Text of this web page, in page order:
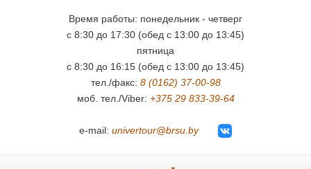
Время работы: понедельник - четверг
с 8:30 до 17:30 (обед с 13:00 до 13:45)
пятница
с 8:30 до 16:15 (обед с 13:00 до 13:45)
тел./факс: 8 (0162) 37-00-98
моб. тел./Viber: +375 29 833-39-64
e-mail: univertour@brsu.by